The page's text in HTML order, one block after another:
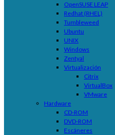
OpenSUSE LEAP
Redhat (RHEL)
Tumbleweed
Ubuntu
UNIX
Windows
Zentyal
Virtualización
Citrix
VirtualBox
VMware
Hardware
CD-ROM
DVD-ROM
Escáneres